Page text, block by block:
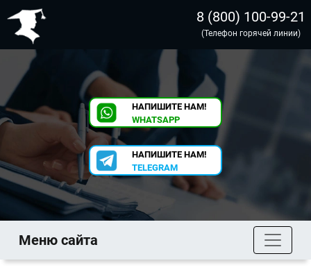
8 (800) 100-99-21
(Телефон горячей линии)
НАПИШИТЕ НАМ!
WHATSAPP
НАПИШИТЕ НАМ!
TELEGRAM
Меню сайта